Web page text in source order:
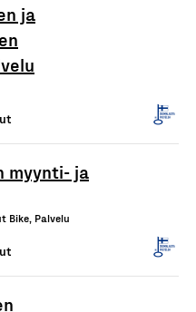
ja
myynti- ja
Bike, Palvelu